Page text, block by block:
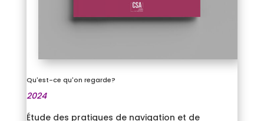
Qu'est-ce qu'on regarde?
2024
Étude des pratiques de navigation et de